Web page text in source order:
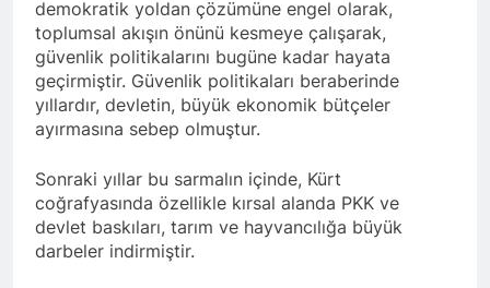
Hamburg kentinde de
”Ortadoğu, Kürtler ve Yeni
Dönem Stratejileri” üzerine
konferans serisine devam
etti.
Meclise davet edildi.
1 Yıl Ago
HAK-PAR Mardin ili
Kızıltepe ilçe kongresi
yapıldı.
1 Yıl Ago
*Halkımızı kendi ulusal
birleşmeye çağırıyoruz.*
HAK-PAR Parti Meclisi 12
Nisan 2025 tarihinde Ankara
genel merkezde toplanarak
1 Yıl Ago
HAK-PAR Mersin il örgütü
Newrozu coşkulu bir
demokratik yoldan çözümüne engel olarak,
toplumsal akışın önünü kesmeye çalışarak,
güvenlik politikalarını bugüne kadar hayata
geçirmiştir. Güvenlik politikaları beraberinde
yıllardır, devletin, büyük ekonomik bütçeler
ayırmasına sebep olmuştur.
Sonraki yıllar bu sarmalın içinde, Kürt
coğrafyasında özellikle kırsal alanda PKK ve
devlet baskıları, tarım ve hayvancılığa büyük
darbeler indirmiştir.